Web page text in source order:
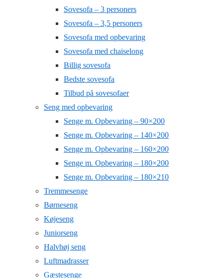
Sovesofa – 3 personers
Sovesofa – 3,5 personers
Sovesofa med opbevaring
Sovesofa med chaiselong
Billig sovesofa
Bedste sovesofa
Tilbud på sovesofaer
Seng med opbevaring
Senge m. Opbevaring – 90×200
Senge m. Opbevaring – 140×200
Senge m. Opbevaring – 160×200
Senge m. Opbevaring – 180×200
Senge m. Opbevaring – 180×210
Tremmesenge
Børneseng
Køjeseng
Juniorseng
Halvhøj seng
Luftmadrasser
Gæstesenge